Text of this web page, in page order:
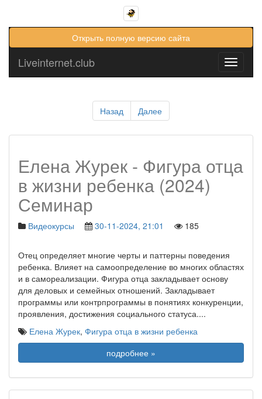
Открыть полную версию сайта
Toggle
Liveinternet.club
Назад Далее
Елена Журек - Фигура отца
в жизни ребенка (2024)
Семинар
Видеокурсы 30-11-2024, 21:01 185
Отец определяет многие черты и паттерны поведения
ребенка. Влияет на самоопределение во многих областях
и в самореализации. Фигура отца закладывает основу
для деловых и семейных отношений. Закладывает
программы или контрпрограммы в понятиях конкуренции,
проявления, достижения социального статуса....
Елена Журек, Фигура отца в жизни ребенка
подробнее »